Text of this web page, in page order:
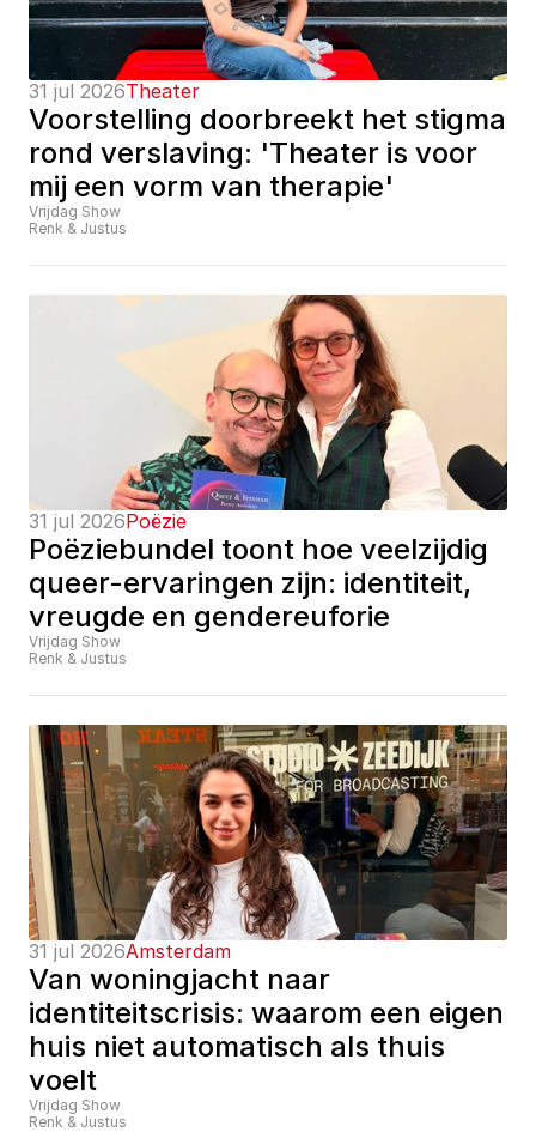
31 jul 2026Theater
Voorstelling doorbreekt het stigma
rond verslaving: 'Theater is voor
mij een vorm van therapie'
Vrijdag Show
Renk & Justus
31 jul 2026Poëzie
Poëziebundel toont hoe veelzijdig
queer-ervaringen zijn: identiteit,
vreugde en gendereuforie
Vrijdag Show
Renk & Justus
31 jul 2026Amsterdam
Van woningjacht naar
identiteitscrisis: waarom een eigen
huis niet automatisch als thuis
voelt
Vrijdag Show
Renk & Justus